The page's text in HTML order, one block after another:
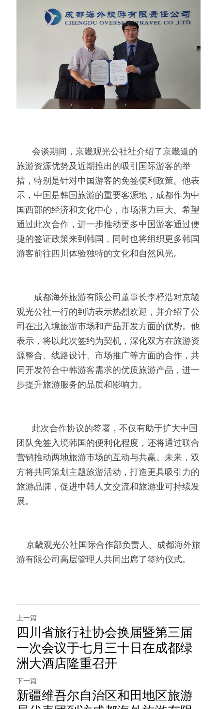
旅游资源优势及近期推出的吸引国际游客的举
措，特别是针对中国游客的免签便利政策。他表
示，中国是韩国旅游的重要客源地，成都作为中
国西部的经济和文化中心，市场潜力巨大。希望
通过此次合作，进一步推动更多中国游客通过便
捷的签证政策来到韩国，同时也将组织更多韩国
游客前往四川体验独特的文化和自然风光。
观光公社一行的到访表示热烈欢迎，并介绍了公
司在岀入境旅游市场和产品开发方面的优势。他
表示，将以此次签约为契机，深化双方在旅游资
源整合、线路设计、市场推广等方面的合作，共
同开发符合中韩游客需求的优质旅游产品，进一
步提升旅游服务的品质和影响力。
团队免签入境韩国的便利化程度，还将通过联合
营销推动两地旅游市场的互动与共赢。未来，双
方将共同策划主题旅游活动，打造更具吸引力的
旅游品牌，促进中韩人文交流和旅游业可持续发
展。
游有限公司高层管理人共同岀席了签约仪式。
上一篇
四川省旅行社协会换届暨第三届
一次会议于七月三十日在成都绿
洲大酒店隆重召开
下一篇
新疆维吾尔自治区和田地区旅游